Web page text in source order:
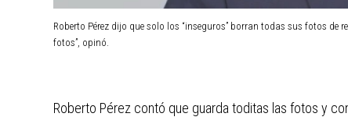
Roberto Pérez dijo que solo los “inseguros” borran todas sus fotos de
fotos”, opinó.
Roberto Pérez contó que guarda toditas las fotos y